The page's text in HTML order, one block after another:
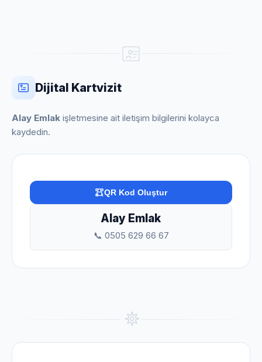
Dijital Kartvizit
Alay Emlak işletmesine ait iletişim bilgilerini kolayca
kaydedin.
QR Kod Oluştur
Alay Emlak
📞 0505 629 66 67